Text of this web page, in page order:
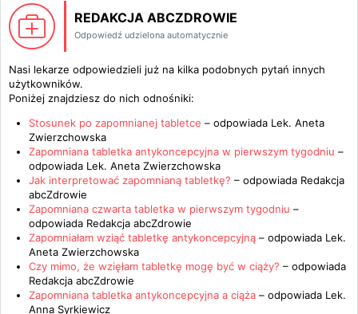
REDAKCJA ABCZDROWIE
Odpowiedź udzielona automatycznie
Nasi lekarze odpowiedzieli już na kilka podobnych pytań innych
użytkowników.
Poniżej znajdziesz do nich odnośniki:
Stosunek po zapomnianej tabletce – odpowiada Lek. Aneta
Zwierzchowska
Zapomniana tabletka antykoncepcyjna w pierwszym tygodniu –
odpowiada Lek. Aneta Zwierzchowska
Jak interpretować zapomnianą tabletkę? – odpowiada Redakcja
abcZdrowie
Zapomniana czwarta tabletka w pierwszym tygodniu –
odpowiada Redakcja abcZdrowie
Zapomniałam wziąć tabletkę antykoncepcyjną – odpowiada Lek.
Aneta Zwierzchowska
Czy mimo, że wzięłam tabletkę mogę być w ciąży? – odpowiada
Redakcja abcZdrowie
Zapomniana tabletka antykoncepcyjna a ciąża – odpowiada Lek.
Anna Syrkiewicz